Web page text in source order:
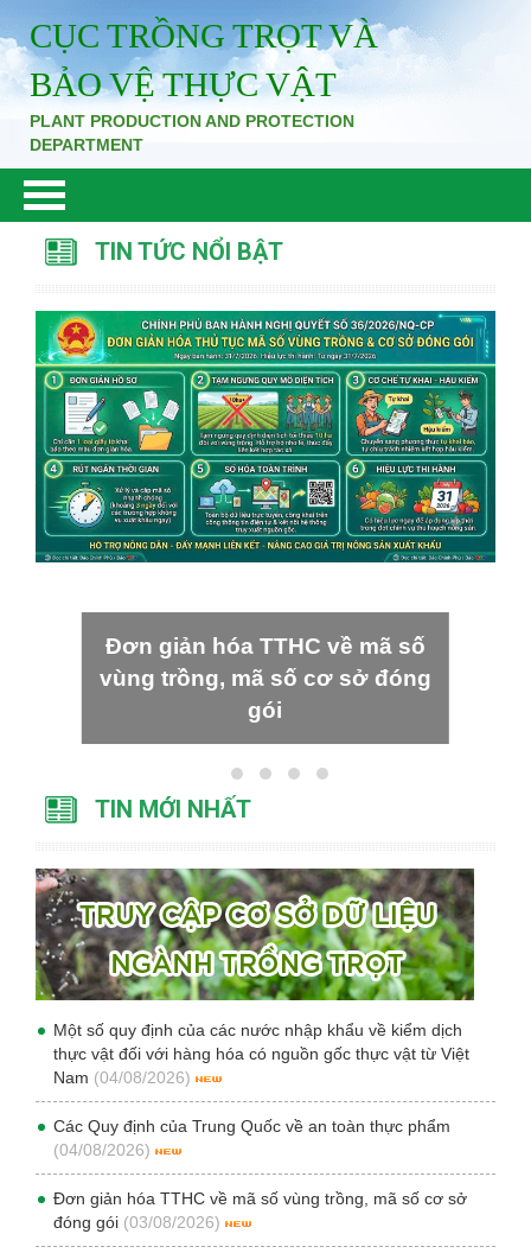
CỤC TRỒNG TRỌT VÀ
BẢO VỆ THỰC VẬT
PLANT PRODUCTION AND PROTECTION
DEPARTMENT
TIN TỨC NỔI BẬT
Đơn giản hóa TTHC về mã số
vùng trồng, mã số cơ sở đóng
gói
TIN MỚI NHẤT
Một số quy định của các nước nhập khẩu về kiểm dịch
thực vật đối với hàng hóa có nguồn gốc thực vật từ Việt
Nam (04/08/2026)
Các Quy định của Trung Quốc về an toàn thực phẩm
(04/08/2026)
Đơn giản hóa TTHC về mã số vùng trồng, mã số cơ sở
đóng gói (03/08/2026)